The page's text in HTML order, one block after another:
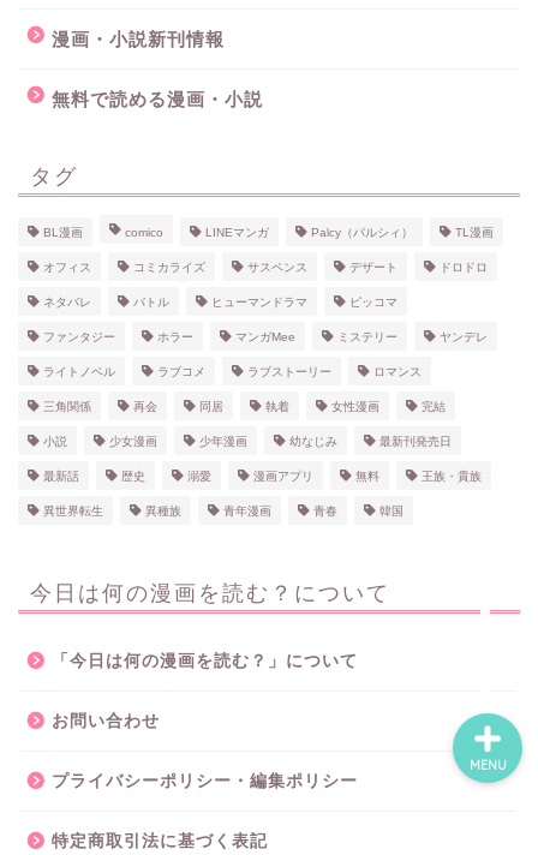
漫画・小説新刊情報
無料で読める漫画・小説
タグ
BL漫画 comico LINEマンガ Palcy（パルシィ） TL漫画
オフィス コミカライズ サスペンス デザート ドロドロ
ネタバレ バトル ヒューマンドラマ ピッコマ
ファンタジー ホラー マンガMee ミステリー ヤンデレ
ライトノベル ラブコメ ラブストーリー ロマンス
三角関係 再会 同居 執着 女性漫画 完結
小説 少女漫画 少年漫画 幼なじみ 最新刊発売日
最新話 歴史 溺愛 漫画アプリ 無料 王族・貴族
異世界転生 異種族 青年漫画 青春 韓国
今日は何の漫画を読む？について
「今日は何の漫画を読む？」について
お問い合わせ
プライバシーポリシー・編集ポリシー
特定商取引法に基づく表記
MENU
ホーム
ネタバレ・感想
漫画・小説新刊情報